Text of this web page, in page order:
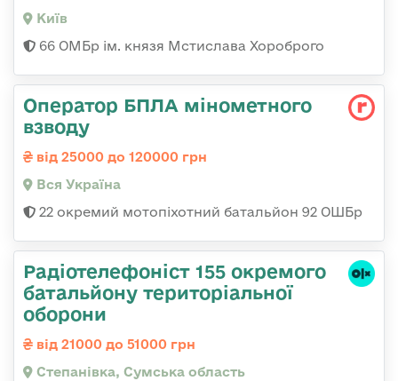
Київ
66 ОМБр ім. князя Мстислава Хороброго
Оператор БПЛА мінометного
взводу
від 25000 до 120000 грн
Вся Україна
22 окремий мотопіхотний батальйон 92 ОШБр
Радіотелефоніст 155 окремого
батальйону територіальної
оборони
від 21000 до 51000 грн
Степанівка, Сумська область